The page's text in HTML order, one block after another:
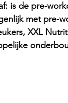
is de pre-
met pre-
XXL